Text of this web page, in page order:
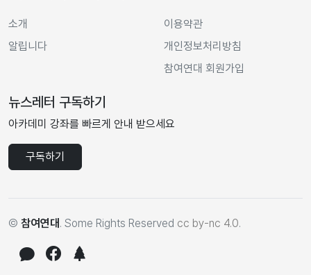
소개
알립니다
이용약관
개인정보처리방침
참여연대 회원가입
뉴스레터 구독하기
아카데미 강좌를 빠르게 안내 받으세요
구독하기
© 참여연대 . Some Rights Reserved cc by-nc 4.0.